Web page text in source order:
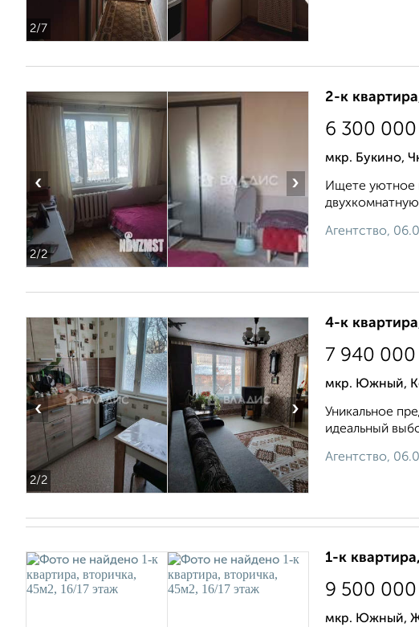
2/7
2/2
‹ ›
2-к
6 300 000
мкр. Букино,
Ищете уютное
Агентство,
2/2
‹ ›
4-к
7 940 000
мкр. Южный,
Уникальное
идеальный
Агентство,
1-к
9 500 000
мкр. Южный,